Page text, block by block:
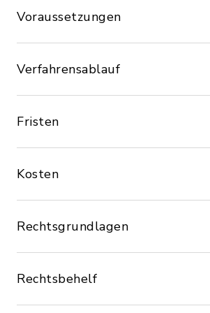
Voraussetzungen
Verfahrensablauf
Fristen
Kosten
Rechtsgrundlagen
Rechtsbehelf